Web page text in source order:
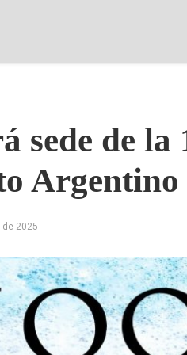
sede de la
Argentino
de 2025